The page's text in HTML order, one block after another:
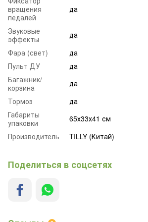
вращения
педалей
да
Звуковые
эффекты
да
Фара (свет)
да
Пульт ДУ
да
Багажник/
корзина
да
Тормоз
да
Габариты
упаковки
65х33х41 см
Производитель
TILLY (Китай)
Поделиться в соцсетях